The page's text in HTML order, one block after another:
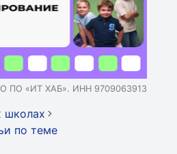
ПО «ИТ ХАБ». ИНН 9709063913
школах
по теме